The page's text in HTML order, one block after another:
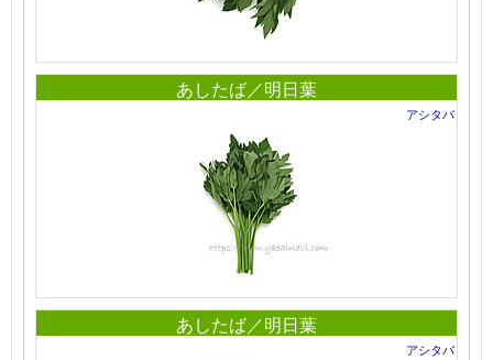
あしたば／明日葉
アシタバ
あしたば／明日葉
アシタバ